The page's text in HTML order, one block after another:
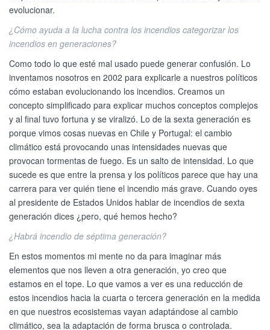
evolucionar.
¿Cómo ayuda a la lucha contra los incendios categorizar los
incendios en generaciones?
Como todo lo que esté mal usado puede generar confusión. Lo
inventamos nosotros en 2002 para explicarle a nuestros políticos
cómo estaban evolucionando los incendios. Creamos un
concepto simplificado para explicar muchos conceptos complejos
y al final tuvo fortuna y se viralizó. Lo de la sexta generación es
porque vimos cosas nuevas en Chile y Portugal: el cambio
climático está provocando unas intensidades nuevas que
provocan tormentas de fuego. Es un salto de intensidad. Lo que
sucede es que entre la prensa y los políticos parece que hay una
carrera para ver quién tiene el incendio más grave. Cuando oyes
al presidente de Estados Unidos hablar de incendios de sexta
generación dices ¿pero, qué hemos hecho?
¿Habrá incendio de séptima generación?
En estos momentos mi mente no da para imaginar más
elementos que nos lleven a otra generación, yo creo que
estamos en el tope. Lo que vamos a ver es una reducción de
estos incendios hacia la cuarta o tercera generación en la medida
en que nuestros ecosistemas vayan adaptándose al cambio
climático, sea la adaptación de forma brusca o controlada.